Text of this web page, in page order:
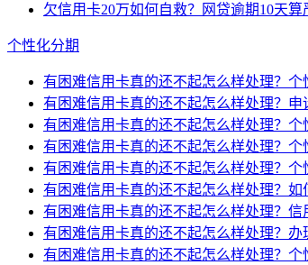
欠信用卡20万如何自救？网贷逾期10天算
个性化分期
有困难信用卡真的还不起怎么样处理？个
有困难信用卡真的还不起怎么样处理？申
有困难信用卡真的还不起怎么样处理？个
有困难信用卡真的还不起怎么样处理？个
有困难信用卡真的还不起怎么样处理？个
有困难信用卡真的还不起怎么样处理？如
有困难信用卡真的还不起怎么样处理？信
有困难信用卡真的还不起怎么样处理？办
有困难信用卡真的还不起怎么样处理？个